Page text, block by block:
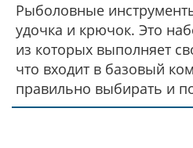
Рыболовные
удочка и крючок. Это
из которых выполняет
что входит в базовый
правильно выбирать и
деталь.